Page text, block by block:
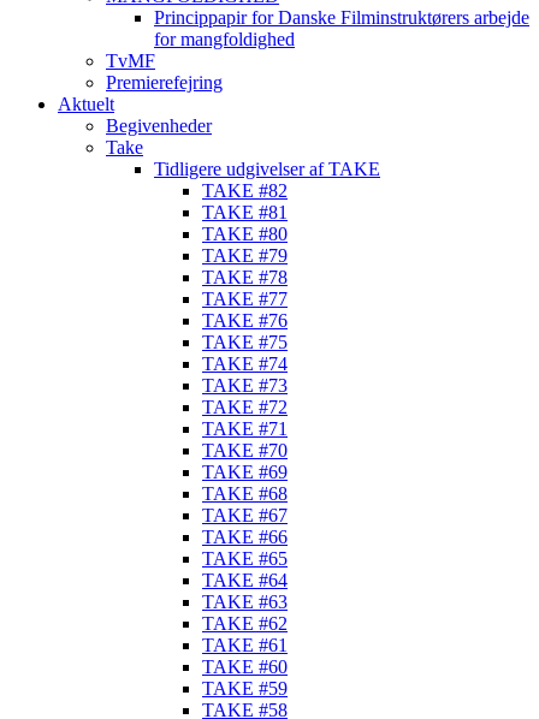
Princippapir for Danske Filminstruktørers arbejde
for mangfoldighed
TvMF
Premierefejring
Aktuelt
Begivenheder
Take
Tidligere udgivelser af TAKE
TAKE #82
TAKE #81
TAKE #80
TAKE #79
TAKE #78
TAKE #77
TAKE #76
TAKE #75
TAKE #74
TAKE #73
TAKE #72
TAKE #71
TAKE #70
TAKE #69
TAKE #68
TAKE #67
TAKE #66
TAKE #65
TAKE #64
TAKE #63
TAKE #62
TAKE #61
TAKE #60
TAKE #59
TAKE #58